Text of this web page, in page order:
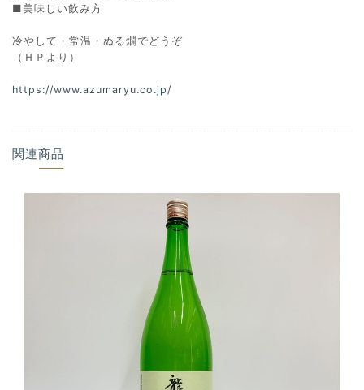
■美味しい飲み方
冷やして・常温・ぬる燗でどうぞ
（ＨＰより）
https://www.azumaryu.co.jp/
関連商品